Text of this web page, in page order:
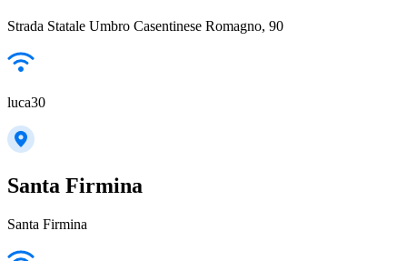
Strada Statale Umbro Casentinese Romagno, 90
luca30
Santa Firmina
Santa Firmina